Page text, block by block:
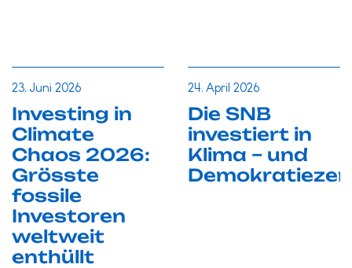
23. Juni 2026
Investing in
Climate
Chaos 2026:
Grösste
fossile
Investoren
weltweit
enthüllt
24. April 2026
Die SNB
investiert in
Klima – und